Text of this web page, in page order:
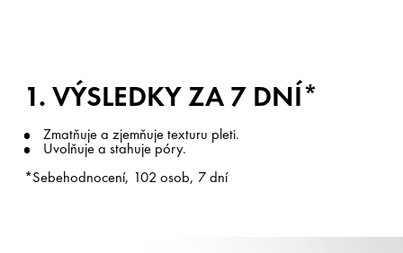
1. VÝSLEDKY ZA 7 DNÍ*
Zmatňuje a zjemňuje texturu pleti.
Uvolňuje a stahuje póry.
*Sebehodnocení, 102 osob, 7 dní